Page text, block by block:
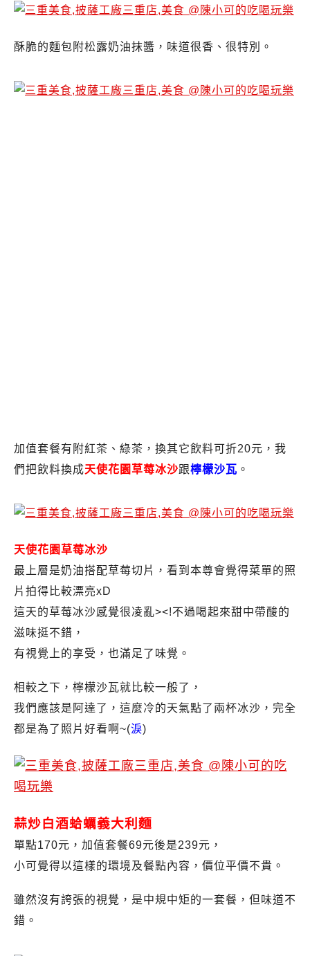
酥脆的麵包附松露奶油抹醬，味道很香、很特別。
加值套餐有附紅茶、綠茶，換其它飲料可折20元，我
們把飲料換成天使花園草莓冰沙跟檸檬沙瓦 。
天使花園草莓冰沙
最上層是奶油搭配草莓切片，看到本尊會覺得菜單的照
片拍得比較漂亮xD
這天的草莓冰沙感覺很凌亂><!不過喝起來甜中帶酸的
滋味挺不錯，
有視覺上的享受，也滿足了味覺。
相較之下，檸檬沙瓦就比較一般了，
我們應該是阿達了，這麼冷的天氣點了兩杯冰沙，完全
都是為了照片好看啊~(淚)
蒜炒白酒蛤蠣義大利麵
單點170元，加值套餐69元後是239元，
小可覺得以這樣的環境及餐點內容，價位平價不貴。
雖然沒有誇張的視覺，是中規中矩的一套餐，但味道不
錯。